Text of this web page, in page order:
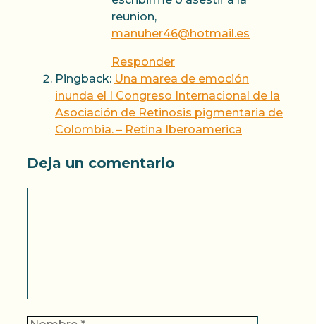
reunion,
manuher46@hotmail.es
Responder
Pingback: Una marea de emoción
inunda el I Congreso Internacional de la
Asociación de Retinosis pigmentaria de
Colombia. – Retina Iberoamerica
Deja un comentario